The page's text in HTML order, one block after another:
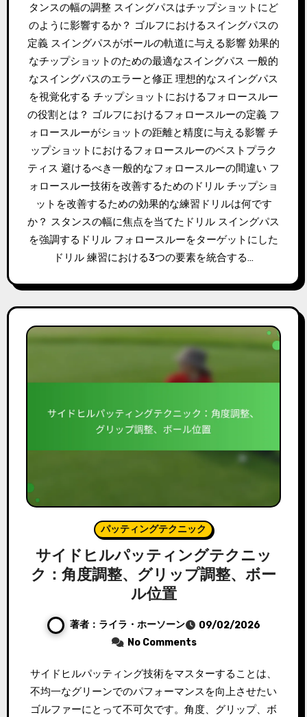
タンスの幅の調整 スイングパスはチップショットにど
のように影響するか？ ゴルフにおけるスイングパスの
定義 スイングパスがボールの軌道に与える影響 効果的
なチップショットのための最適なスイングパス 一般的
なスイングパスのエラーと修正 理想的なスイングパス
を視覚化する チップショットにおけるフォロースルー
の役割とは？ ゴルフにおけるフォロースルーの定義 フ
ォロースルーがショットの距離と精度に与える影響 チ
ップショットにおけるフォロースルーのベストプラク
ティス 避けるべき一般的なフォロースルーの間違い フ
ォロースルー技術を改善するためのドリル チップショ
ットを改善するための効果的な練習ドリルは何です
か？ スタンスの幅に焦点を当てたドリル スイングパス
を強調するドリル フォロースルーをターゲットにした
ドリル 練習における3つの要素を統合する…
パッティングテクニック
サイドヒルパッティングテクニッ
ク：角度調整、グリップ調整、ボー
ル位置
著者：ライラ・ホーソーン
09/02/2026
No Comments
サイドヒルパッティング技術をマスターすることは、
不均一なグリーンでのパフォーマンスを向上させたい
ゴルファーにとって不可欠です。角度、グリップ、ボ